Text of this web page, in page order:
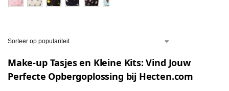
Make-up Tasjes en Kleine Kits: Vind Jouw
Perfecte Opbergoplossing bij Hecten.com